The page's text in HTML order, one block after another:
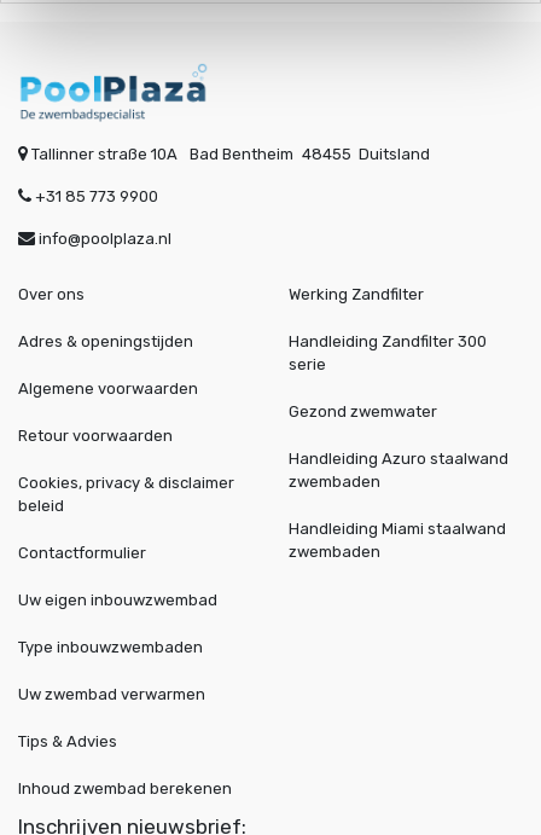
Tallinner straße 10A Bad Bentheim 48455 Duitsland
+31 85 773 9900
info@poolplaza.nl
Over ons
Adres & openingstijden
Algemene voorwaarden
Retour voorwaarden
Cookies, privacy & disclaimer
beleid
Contactformulier
Werking Zandfilter
Handleiding Zandfilter 300
serie
Gezond zwemwater
Handleiding Azuro staalwand
zwembaden
Handleiding Miami staalwand
zwembaden
Uw eigen inbouwzwembad
Type inbouwzwembaden
Uw zwembad verwarmen
Tips & Advies
Inhoud zwembad berekenen
Inschrijven nieuwsbrief: